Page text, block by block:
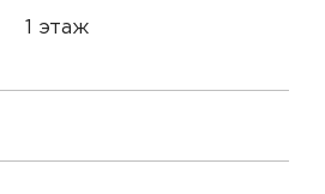
1 этаж